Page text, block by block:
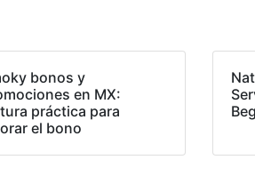
bonos y
en MX:
práctica para
el bono